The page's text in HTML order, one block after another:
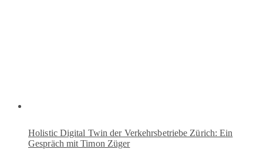
Holistic Digital Twin der Verkehrsbetriebe Zürich: Ein
Gespräch mit Timon Züger